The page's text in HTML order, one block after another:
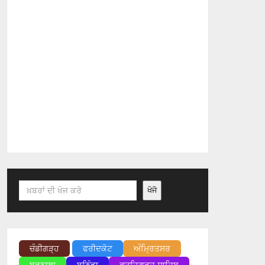
Search ਖੋਜੋ
ਚੰਡੀਗੜ੍ਹ ਫਰੀਦਕੋਟ
ਅੰਮ੍ਰਿਤਸਰ